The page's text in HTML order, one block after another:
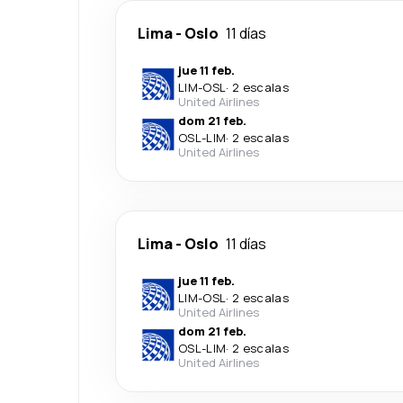
Lima- Oslo 11 días
jue 11 feb.
LIM-OSL· 2 escalas
United Airlines
dom 21 feb.
OSL-LIM· 2 escalas
United Airlines
Lima- Oslo 11 días
jue 11 feb.
LIM-OSL· 2 escalas
United Airlines
dom 21 feb.
OSL-LIM· 2 escalas
United Airlines